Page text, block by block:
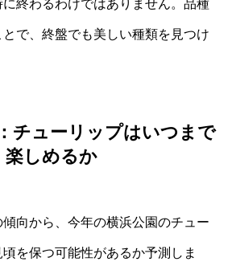
終わるわけではありません。品種
で、終盤でも美しい種類を見つけ
チューリップはいつまで
楽しめるか
向から、今年の横浜公園のチュー
を保つ可能性があるか予測しま